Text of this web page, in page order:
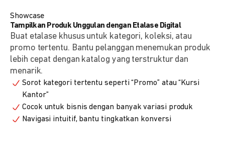
Showcase
Tampilkan Produk Unggulan dengan Etalase Digital
Buat etalase khusus untuk kategori, koleksi, atau
promo tertentu. Bantu pelanggan menemukan produk
lebih cepat dengan katalog yang terstruktur dan
menarik.
Sorot kategori tertentu seperti “Promo” atau “Kursi
Kantor”
Cocok untuk bisnis dengan banyak variasi produk
Navigasi intuitif, bantu tingkatkan konversi